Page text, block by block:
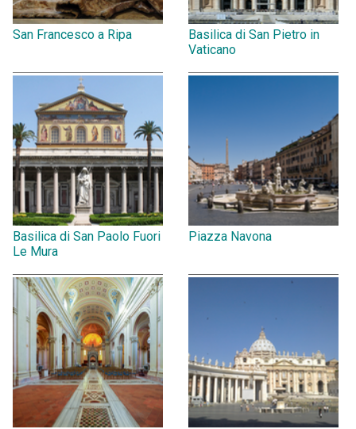
San Francesco a Ripa
Basilica di San Pietro in
Vaticano
Basilica di San Paolo Fuori
Le Mura
Piazza Navona